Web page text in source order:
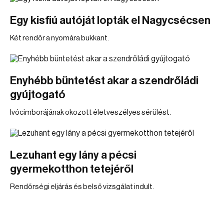
Egy kisfiú autóját lopták el Nagycsécsen
Két rendőr a nyomára bukkant.
Enyhébb büntetést akar a szendrőládi
gyújtogató
Ivócimborájának okozott életveszélyes sérülést.
Lezuhant egy lány a pécsi
gyermekotthon tetejéről
Rendőrségi eljárás és belső vizsgálat indult.